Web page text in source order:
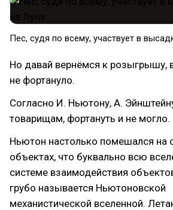
Пес, судя по всему, участвует в
Но давай вернёмся к розыгрышу,
не фортануло.
Согласно И. Ньютону, А.
товарищам, фортануть и не
Ньютон настолько помешался на
объектах, что буквально всю
системе взаимодействия
грубо называется Ньютоновской
механистической вселенной.